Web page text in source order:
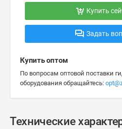
Купить
Задать
Купить оптом
По вопросам оптовой поставки
оборудования обращайтесь:
Технические